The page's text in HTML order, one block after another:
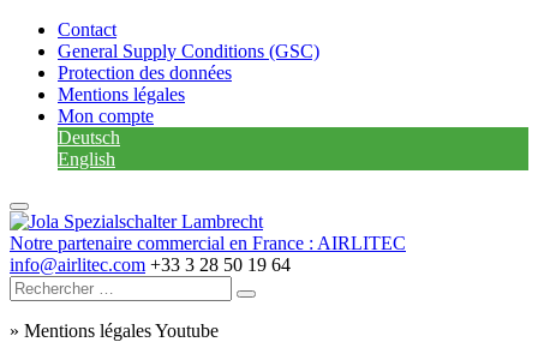
Contact
General Supply Conditions (GSC)
Protection des données
Mentions légales
Mon compte
Deutsch
English
Notre partenaire commercial en France : AIRLITEC
info@airlitec.com +33 3 28 50 19 64
» Mentions légales Youtube